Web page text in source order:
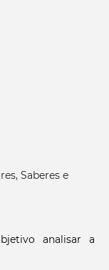
Saberes e
analisar a